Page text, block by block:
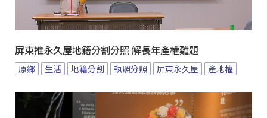
屏東推永久屋地籍分割分照 解長年產權難題
原鄉 生活 地籍分割 執照分照 屏東永久屋 產地權